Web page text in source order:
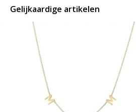
Gelijkaardige artikelen